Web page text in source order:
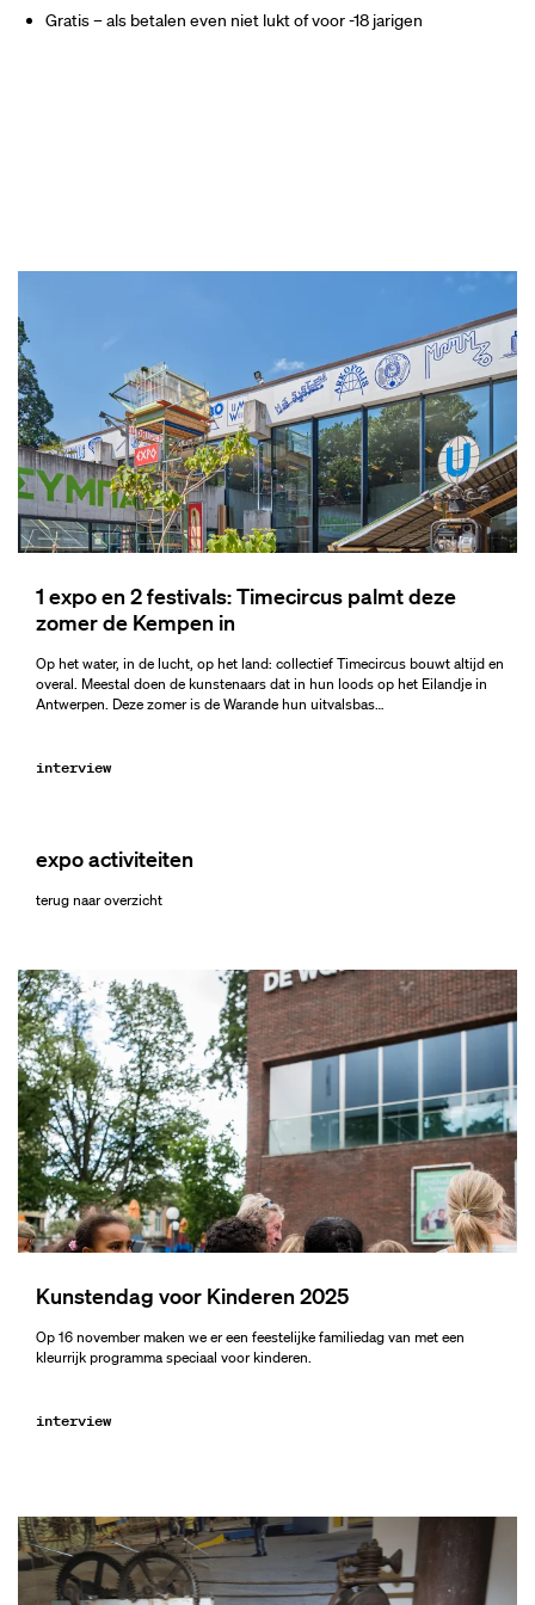
Gratis – als betalen even niet lukt of voor -18 jarigen
1 expo en 2 festivals: Timecircus palmt deze
zomer de Kempen in
Op het water, in de lucht, op het land: collectief Timecircus bouwt altijd en
overal. Meestal doen de kunstenaars dat in hun loods op het Eilandje in
Antwerpen. Deze zomer is de Warande hun uitvalsbas…
interview
expo activiteiten
terug naar overzicht
Kunstendag voor Kinderen 2025
Op 16 november maken we er een feestelijke familiedag van met een
kleurrijk programma speciaal voor kinderen.
interview
Overslaan